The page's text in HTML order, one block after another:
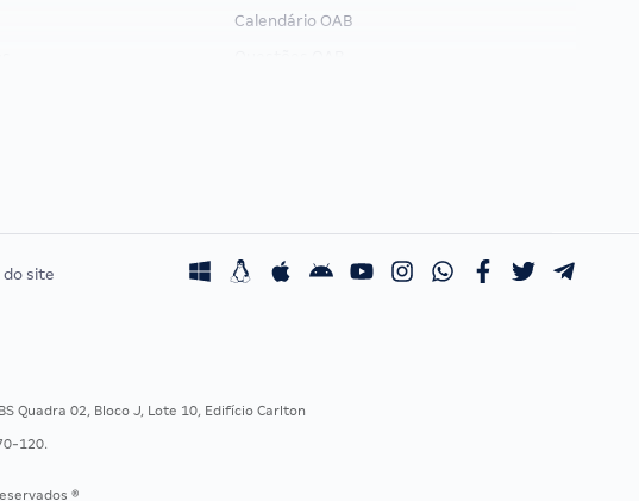
Calendário OAB
do site
Quadra 02, Bloco J, Lote 10, Edifício Carlton
120.
®